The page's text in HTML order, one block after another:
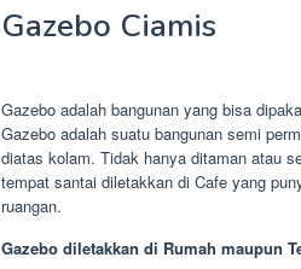
Gazebo Ciamis
Gazebo adalah bangunan yang bisa
Gazebo adalah suatu bangunan semi
diatas kolam. Tidak hanya ditaman atau
tempat santai diletakkan di Cafe yang
ruangan.
Gazebo diletakkan di Rumah maupun